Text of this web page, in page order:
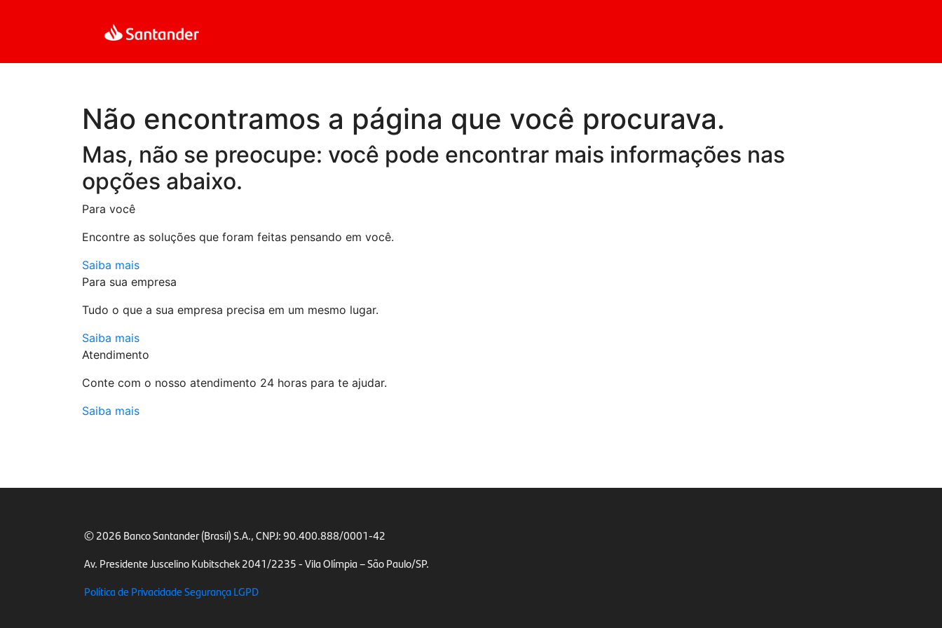
Não encontramos a página que você procurava.
Mas, não se preocupe: você pode encontrar mais informações nas
opções abaixo.
Para você
Encontre as soluções que foram feitas pensando em você.
Saiba mais
Para sua empresa
Tudo o que a sua empresa precisa em um mesmo lugar.
Saiba mais
Atendimento
Conte com o nosso atendimento 24 horas para te ajudar.
Saiba mais
©2026 Banco Santander (Brasil) S.A.,CNPJ: 90.400.888/0001-42
Av. Presidente Juscelino Kubitschek 2041/2235 -Vila Olímpia – São Paulo/SP.
Política de PrivacidadeSegurança LGPD